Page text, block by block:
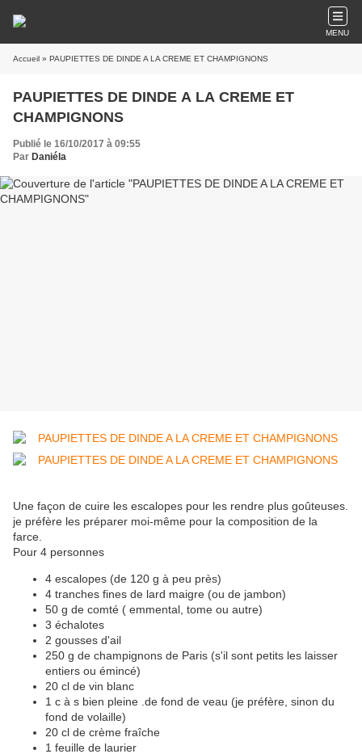
MENU
Accueil » PAUPIETTES DE DINDE A LA CREME ET CHAMPIGNONS
PAUPIETTES DE DINDE A LA CREME ET
CHAMPIGNONS
Publié le 16/10/2017 à 09:55
Par Daniéla
Une façon de cuire les escalopes pour les rendre plus goûteuses.
je préfère les préparer moi-même pour la composition de la
farce.
Pour 4 personnes
4 escalopes (de 120 g à peu près)
4 tranches fines de lard maigre (ou de jambon)
50 g de comté ( emmental, tome ou autre)
3 échalotes
2 gousses d'ail
250 g de champignons de Paris (s'il sont petits les laisser
entiers ou émincé)
20 cl de vin blanc
1 c à s bien pleine .de fond de veau (je préfère, sinon du
fond de volaille)
20 cl de crème fraîche
1 feuille de laurier